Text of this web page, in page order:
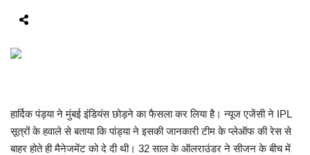
मनोरंजन
हार्दिक पंड्या ने मुंबई इंडियंस छोड़ने का फैसला कर लिया है। न्यूज एजेंसी ने IPL
सूत्रों के हवाले से बताया कि पांड्या ने इसकी जानकारी टीम के प्लेऑफ की रेस से
बाहर होते ही मैनेजमेंट को दे दी थी। 32 साल के ऑलराउंडर ने सीजन के बीच में